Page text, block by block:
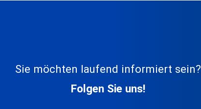
Sie möchten laufend informiert sein?
Folgen Sie uns!